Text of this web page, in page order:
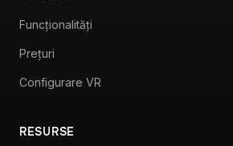
Funcționalități
Prețuri
Configurare VR
RESURSE